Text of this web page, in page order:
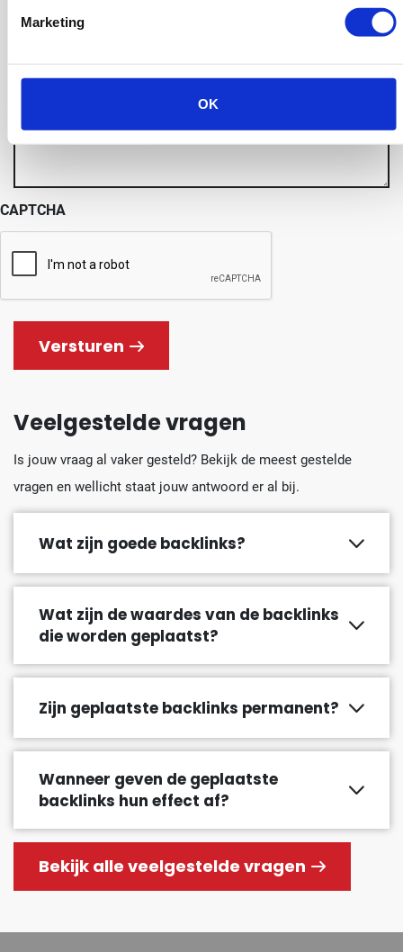
Marketing
OK
CAPTCHA
Versturen
Veelgestelde vragen
Is jouw vraag al vaker gesteld? Bekijk de meest gestelde
vragen en wellicht staat jouw antwoord er al bij.
Wat zijn goede backlinks?
Wat zijn de waardes van de backlinks
die worden geplaatst?
Zijn geplaatste backlinks permanent?
Wanneer geven de geplaatste
backlinks hun effect af?
Bekijk alle veelgestelde vragen